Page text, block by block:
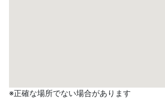
※正確な場所でない場合があります